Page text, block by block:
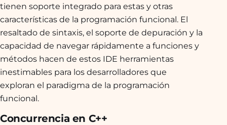
tienen soporte integrado para estas y otras
características de la programación funcional. El
resaltado de sintaxis, el soporte de depuración y la
capacidad de navegar rápidamente a funciones y
métodos hacen de estos IDE herramientas
inestimables para los desarrolladores que
exploran el paradigma de la programación
funcional.
Concurrencia en C++